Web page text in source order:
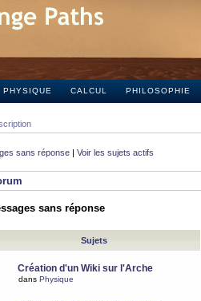
PHYSIQUE CALCUL PHILOSOPHIE
sans réponse | Voir les sujets actifs
sans réponse
Sujets
Création d'un Wiki sur l'Arche
dans Physique